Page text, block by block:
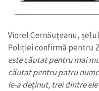
Viorel Cernăuțeanu,
Poliției confirmă pentru
este căutat pentru mai
căutat pentru patru
le-a deținut, trei dintre